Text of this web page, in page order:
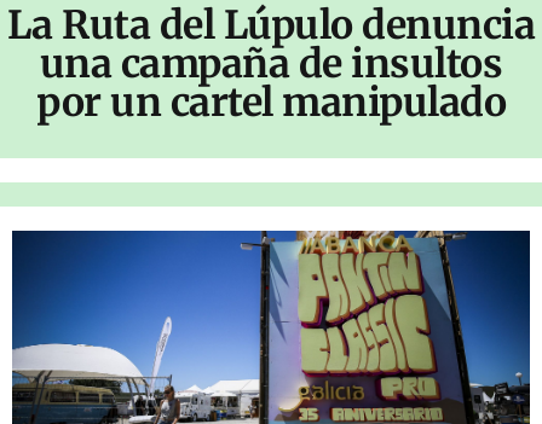
La Ruta del Lúpulo denuncia
una campaña de insultos
por un cartel manipulado